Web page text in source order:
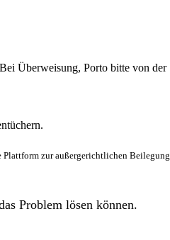
Überweisung, Porto bitte von der
zur außergerichtlichen Beilegung
Problem lösen können.